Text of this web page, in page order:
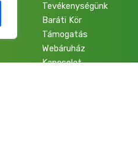
Tevékenységünk
Baráti Kör
Támogatás
Webáruház
Kapcsolat